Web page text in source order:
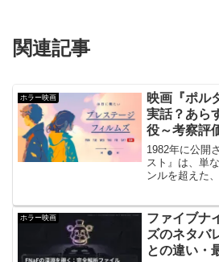
関連記事
ホラー映画
映画『ポル
実話？あら
役～考察評
1982年に公開
スト』は、単
ンルを超えた
す✨。スティ
作・共同脚本
督を務めたこ
せな家族」が
ホラー映画
ファイブナ
ズのネタバ
との違い・